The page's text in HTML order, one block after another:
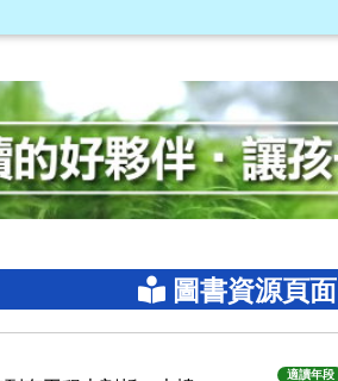
圖書資源頁面
適讀年段